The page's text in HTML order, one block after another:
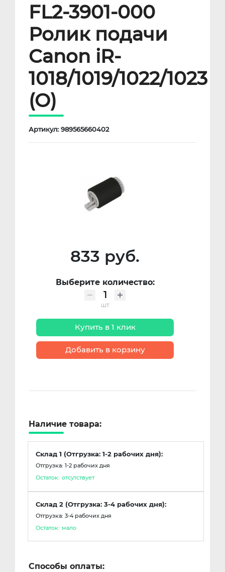
FL2-3901-000
Ролик подачи
Canon iR-
1018/1019/1022/1023
(O)
Артикул: 989565660402
833 руб.
Выберите количество:
шт
Купить в 1 клик
Добавить в корзину
Наличие товара:
Склад 1 (Отгрузка: 1-2 рабочих дня):
Отгрузка: 1-2 рабочих дня
Остаток: отсутствует
Склад 2 (Отгрузка: 3-4 рабочих дня):
Отгрузка: 3-4 рабочих дня
Остаток: мало
Способы оплаты: